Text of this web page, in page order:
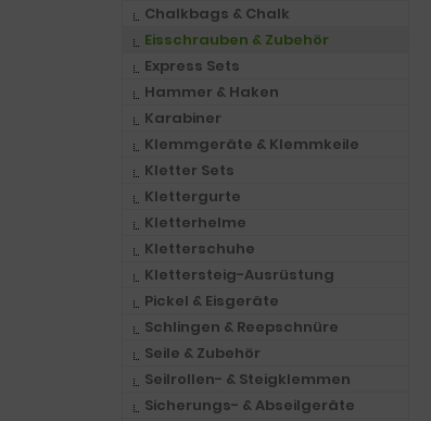
Chalkbags & Chalk
Eisschrauben & Zubehör
Express Sets
Hammer & Haken
Karabiner
Klemmgeräte & Klemmkeile
Kletter Sets
Klettergurte
Kletterhelme
Kletterschuhe
Klettersteig-Ausrüstung
Pickel & Eisgeräte
Schlingen & Reepschnüre
Seile & Zubehör
Seilrollen- & Steigklemmen
Sicherungs- & Abseilgeräte